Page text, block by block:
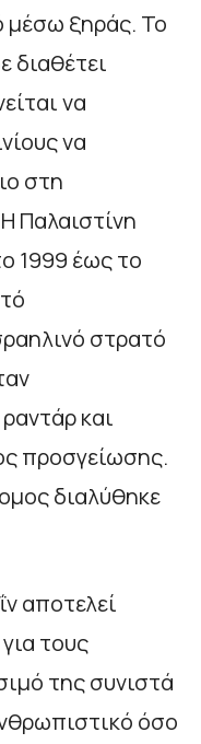
μέσω ξηράς. Το
διαθέτει
να
να
στη
Παλαιστίνη
1999 έως το
στρατό
και
προσγείωσης.
διαλύθηκε
αποτελεί
τους
της συνιστά
όσο